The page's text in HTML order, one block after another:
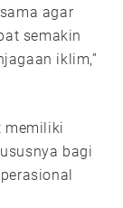
agar
semakin
iklim,”
memiliki
bagi